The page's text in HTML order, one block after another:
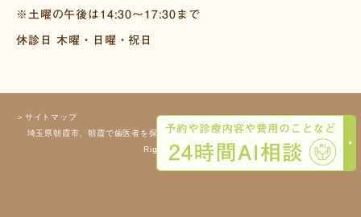
※土曜の午後は14:30～17:30まで
休診日 木曜・日曜・祝日
＞サイトマップ
埼玉県朝霞市、朝霞で歯医者を探すなら栗原歯科へ Copyright(c) 栗原歯科 All
Rights Reserved.